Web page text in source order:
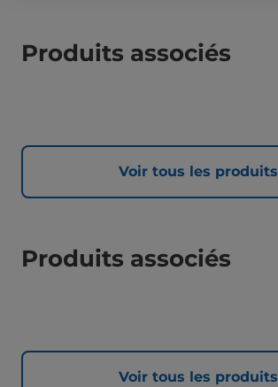
Produits associés
Voir tous les produits
Produits associés
Voir tous les produits